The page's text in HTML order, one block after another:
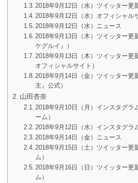
2018年9月12日（水）ツイッター更
2018年9月12日（水）オフィシャル
2018年9月12日（水）ニュース
2018年9月13日（木）ツイッター更
ケグルイ』）
2018年9月13日（木）ツイッター更
オフィシャルサイト）
2018年9月14日（金）ツイッター更
主』公式）
山田杏奈
2018年9月10日（月）インスタグラ
ーム）
2018年9月12日（水）インスタグラ
2018年9月14日（金）ニュース
2018年9月15日（土）ツイッター更
ム）
2018年9月16日（日）ツイッター更
ム）